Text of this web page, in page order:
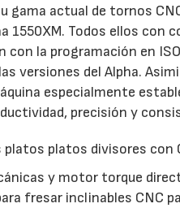
gama actual de tornos
1550XM. Todos ellos
con la programación en
versiones del Alpha.
especialmente
precisión y
platos divisores con
y motor torque
fresar inclinables CNC